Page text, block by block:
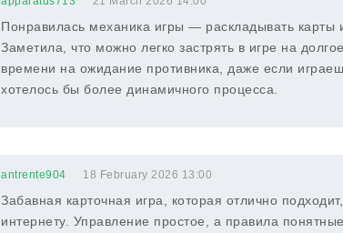
Понравилась механика игры — раскладывать
Заметила, что можно легко застрять в игре на
времени на ожидание противника, даже если
хотелось бы более динамичного процесса.
antrente904 18 February 2026 13:00
Забавная карточная игра, которая отлично
интернету. Управление простое, а правила